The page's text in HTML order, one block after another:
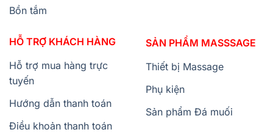
Bồn tắm
HỖ TRỢ KHÁCH HÀNG
Hỗ trợ mua hàng trực
tuyến
Hướng dẫn thanh toán
Điều khoản thanh toán
SẢN PHẨM MASSSAGE
Thiết bị Massage
Phụ kiện
Sản phẩm Đá muối